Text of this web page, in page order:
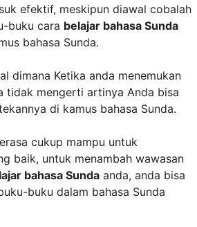
efektif, meskipun diawal cobalah
buku cara belajar bahasa Sunda
bahasa Sunda.
dimana Ketika anda menemukan
tidak mengerti artinya Anda bisa
di kamus bahasa Sunda.
cukup mampu untuk
baik, untuk menambah wawasan
bahasa Sunda anda, anda bisa
buku dalam bahasa Sunda